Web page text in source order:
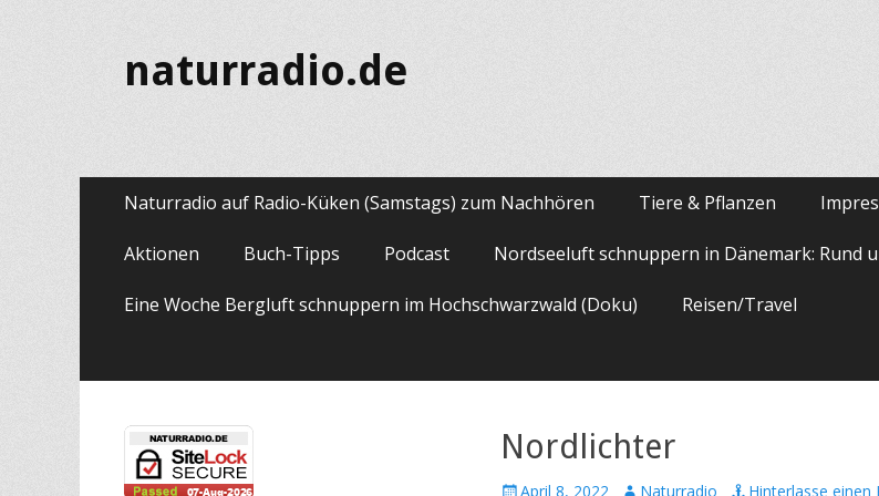
naturradio.de
Primäres
Inhalt
springen
Naturradio auf Radio-Küken (Samstags) zum Nachhören Tiere & Pflanzen
Aktionen Buch-Tipps Podcast Nordseeluft schnuppern in Dänemark: Rund
Eine Woche Bergluft schnuppern im Hochschwarzwald (Doku) Reisen/Travel
Nordlichter
Veröffentlicht
April 8, 2022 AutorNaturradio Hinterlasse